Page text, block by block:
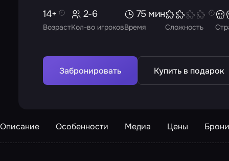
Возраст
14+
Кол-во игроков
2-6
Время
75 мин
Сложность
Забронировать Купить в подарок
Описание Особенности Медиа Цены